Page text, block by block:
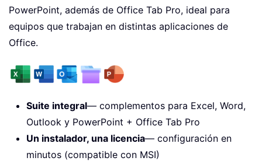
PowerPoint, además de Office Tab Pro, ideal para
equipos que trabajan en distintas aplicaciones de
Office.
Suite integral— complementos para Excel, Word,
Outlook y PowerPoint + Office Tab Pro
Un instalador, una licencia— configuración en
minutos (compatible con MSI)